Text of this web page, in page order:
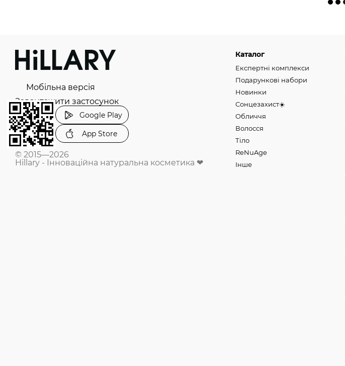
Мобільна версія
Завантажити застосунок
Google Play
App Store
© 2015—2026
Hillary - Інноваційна натуральна косметика ❤
Каталог
Експертні комплекси
Подарункові набори
Новинки
Сонцезахист☀️
Обличчя
Волосся
Тіло
ReNuAge
Інше